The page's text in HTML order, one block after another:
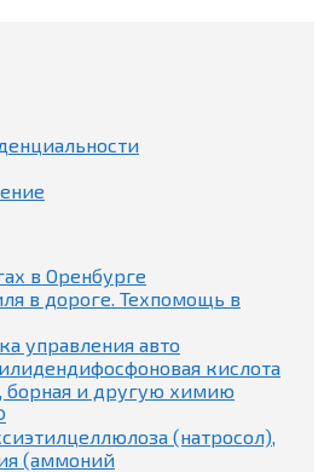
в Оренбурге
в дороге. Техпомощь в
управления авто
кислота
борная и другую химию
(натросол),
(аммоний